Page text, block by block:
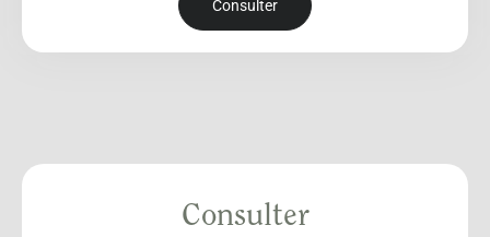
Consulter
Consulter